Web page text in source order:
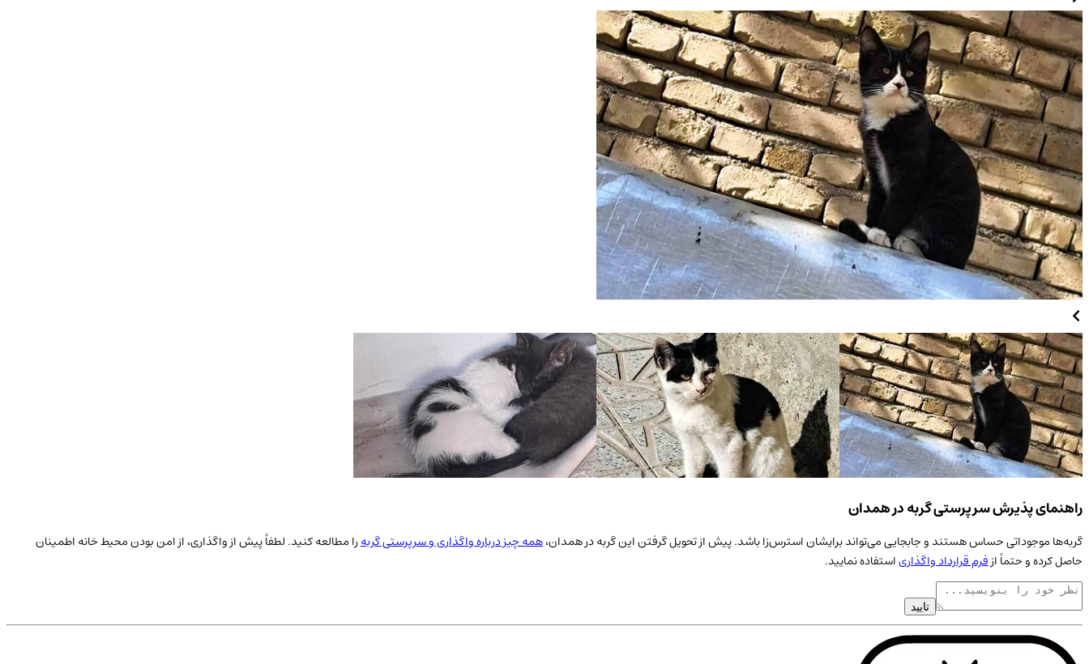
راهنمای پذیرش سرپرستی گربه در همدان
گربه‌ها موجوداتی حساس هستند و جابجایی می‌تواند برایشان استرس‌زا باشد. پیش از تحویل گرفتن این گربه درهمدان،همه چیز درباره واگذاری و سرپرستی گربهرا مطالعه کنید. لطفاً پیش از واگذاری، از امن بودن محیط خانه اطمینان
حاصل کرده و حتماً ازفرم قرارداد واگذاریاستفاده نمایید.
تایید